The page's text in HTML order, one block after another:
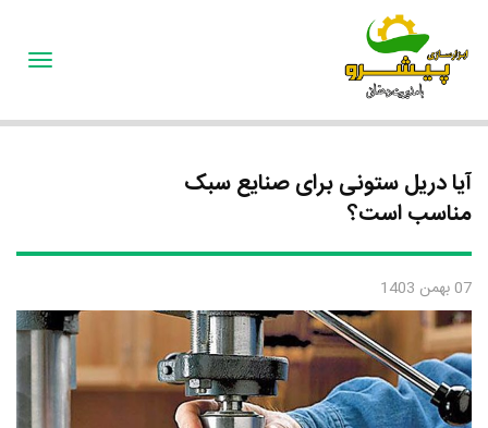
آیا دریل ستونی برای صنایع سبک
مناسب است؟
07 بهمن 1403